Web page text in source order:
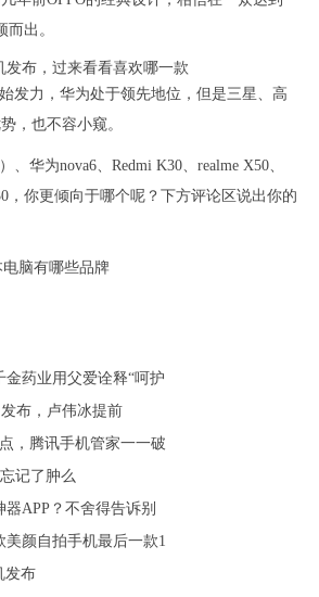
出。
发力，华为处于领先地位，但是三星、高
，也不容小窥。
、华为nova6、Redmi K30、realme X50、
，你更倾向于哪个呢？下方评论区说出你的
脑有哪些品牌
金药业用父爱诠释“呵护
布，卢伟冰提前
，腾讯手机管家一一破
记了肿么
APP？不舍得告诉别
美颜自拍手机最后一款1
发布